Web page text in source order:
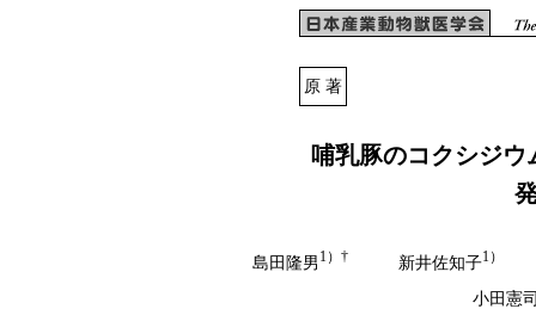
原 著
哺乳豚のコクシジ
島田隆男 1）† 新井佐知子1）
小田憲